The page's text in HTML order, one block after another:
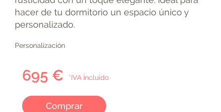
hacer de tu dormitorio un espacio único y
personalizado.
Personalización
695 € *IVA incluido
Comprar